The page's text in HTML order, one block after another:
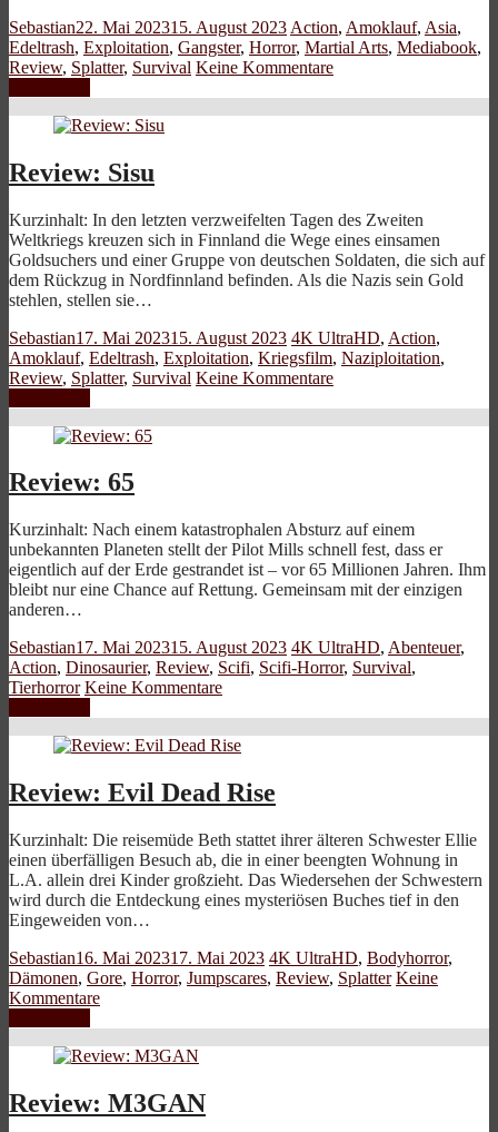
Sebastian22. Mai 202315. August 2023 Action, Amoklauf, Asia,
Edeltrash, Exploitation, Gangster, Horror, Martial Arts, Mediabook,
Review, Splatter, Survival Keine Kommentare
Review: Sisu
Kurzinhalt: In den letzten verzweifelten Tagen des Zweiten
Weltkriegs kreuzen sich in Finnland die Wege eines einsamen
Goldsuchers und einer Gruppe von deutschen Soldaten, die sich auf
dem Rückzug in Nordfinnland befinden. Als die Nazis sein Gold
stehlen, stellen sie…
Sebastian17. Mai 202315. August 2023 4K UltraHD, Action,
Amoklauf, Edeltrash, Exploitation, Kriegsfilm, Naziploitation,
Review, Splatter, Survival Keine Kommentare
Review: 65
Kurzinhalt: Nach einem katastrophalen Absturz auf einem
unbekannten Planeten stellt der Pilot Mills schnell fest, dass er
eigentlich auf der Erde gestrandet ist – vor 65 Millionen Jahren. Ihm
bleibt nur eine Chance auf Rettung. Gemeinsam mit der einzigen
anderen…
Sebastian17. Mai 202315. August 2023 4K UltraHD, Abenteuer,
Action, Dinosaurier, Review, Scifi, Scifi-Horror, Survival,
Tierhorror Keine Kommentare
Review: Evil Dead Rise
Kurzinhalt: Die reisemüde Beth stattet ihrer älteren Schwester Ellie
einen überfälligen Besuch ab, die in einer beengten Wohnung in
L.A. allein drei Kinder großzieht. Das Wiedersehen der Schwestern
wird durch die Entdeckung eines mysteriösen Buches tief in den
Eingeweiden von…
Sebastian16. Mai 202317. Mai 2023 4K UltraHD, Bodyhorror,
Dämonen, Gore, Horror, Jumpscares, Review, Splatter Keine
Kommentare
Review: M3GAN